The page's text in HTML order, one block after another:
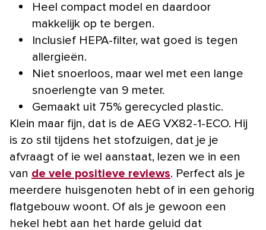
Heel compact model en daardoor
makkelijk op te bergen.
Inclusief HEPA-filter, wat goed is tegen
allergieën.
Niet snoerloos, maar wel met een lange
snoerlengte van 9 meter.
Gemaakt uit 75% gerecycled plastic.
Klein maar fijn, dat is de AEG VX82-1-ECO. Hij
is zo stil tijdens het stofzuigen, dat je je
afvraagt of ie wel aanstaat, lezen we in een
van de vele positieve reviews. Perfect als je
meerdere huisgenoten hebt of in een gehorig
flatgebouw woont. Of als je gewoon een
hekel hebt aan het harde geluid dat